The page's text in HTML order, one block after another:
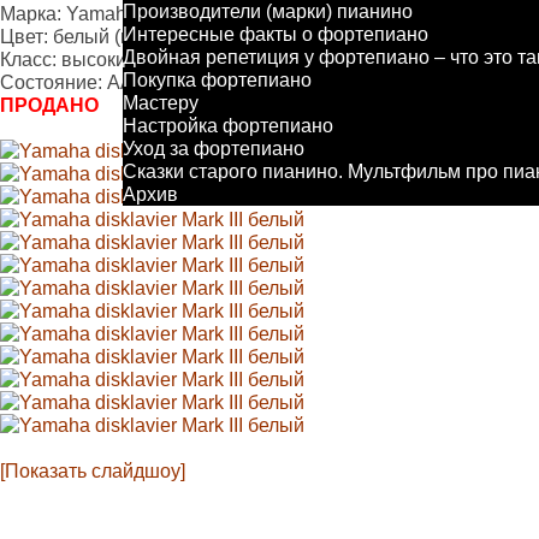
Производители (марки) пианино
Интересные факты о фортепиано
Двойная репетиция у фортепиано – что это
Покупка фортепиано
Мастеру
Настройка фортепиано
Уход за фортепиано
Сказки старого пианино. Мультфильм про
Архив
Марка: Yamaha disklavier
Цвет: белый (нежно кремовый)
Класс: высокий
Состояние: АА
ПРОДАНО
[Показать слайдшоу]